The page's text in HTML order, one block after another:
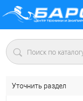
Уточнить раздел